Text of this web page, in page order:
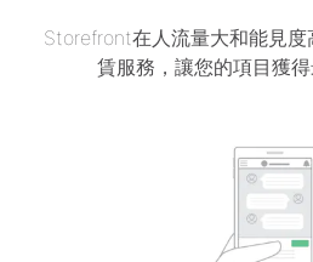
Storefront在人流量大和能見
賃服務，讓您的項目獲得